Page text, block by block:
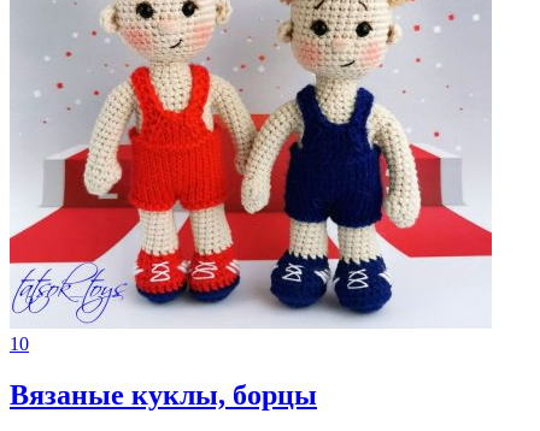
10
Вязаные куклы, борцы